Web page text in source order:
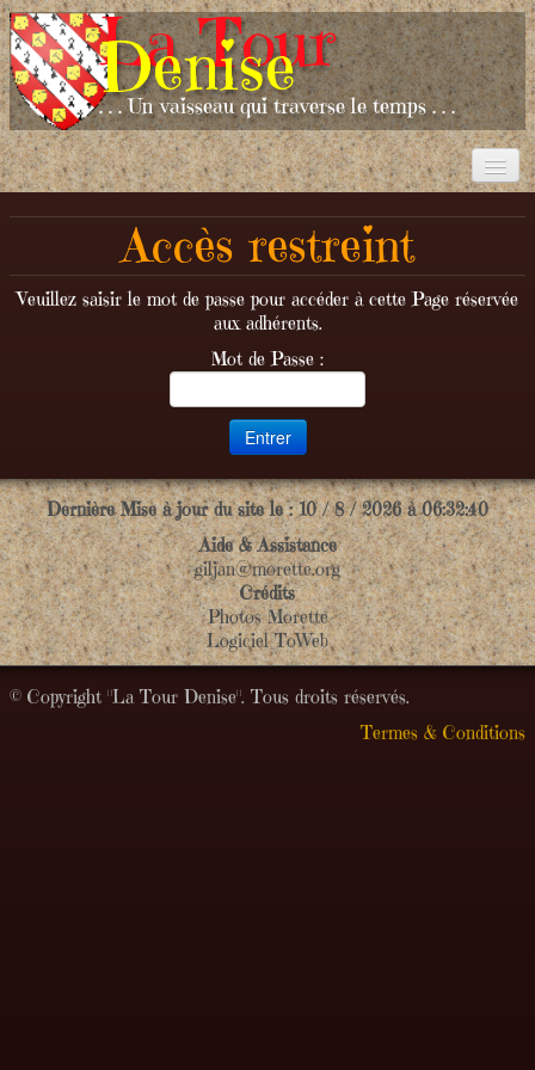
La Tour
Denise
. . . Un vaisseau qui traverse le temps . . .
La Réalisation
Accès restreint
Veuillez saisir le mot de passe pour accéder à cette Page réservée
aux adhérents.
Mot de Passe :
Dernière Mise à jour du site le : 10 / 8 / 2026 à 06:32:40
Aide & Assistance
giljan@morette.org
Crédits
Photos Morette
Logiciel ToWeb
© Copyright "La Tour Denise". Tous droits réservés.
Termes & Conditions